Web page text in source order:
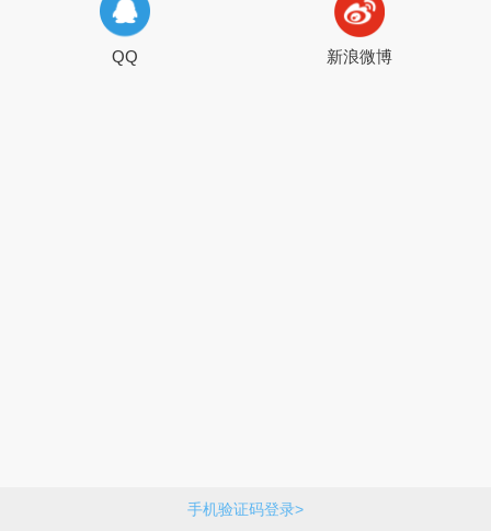
手机验证码登录>
QQ 新浪微博